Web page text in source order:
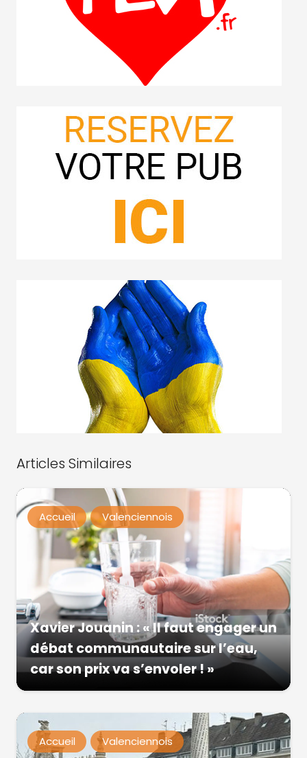
Articles Similaires
Accueil Valenciennois
Xavier Jouanin : « Il faut engager un
débat communautaire sur l’eau,
car son prix va s’envoler ! »
Accueil Valenciennois